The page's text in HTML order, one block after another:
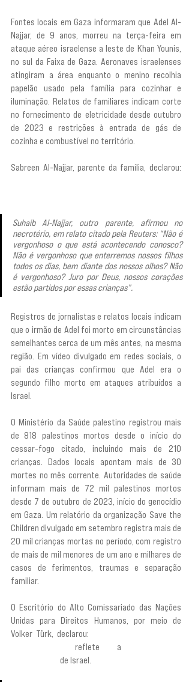
Fontes locais em Gaza informaram que Adel Al-
Najjar, de 9 anos, morreu na terça-feira em
ataque aéreo israelense a leste de Khan Younis,
no sul da Faixa de Gaza. Aeronaves israelenses
atingiram a área enquanto o menino recolhia
papelão usado pela família para cozinhar e
iluminação. Relatos de familiares indicam corte
no fornecimento de eletricidade desde outubro
de 2023 e restrições à entrada de gás de
cozinha e combustível no território.
Suhaib Al-Najjar, outro parente, afirmou no
necrotério, em relato citado pela Reuters: “Não é
vergonhoso o que está acontecendo conosco?
Não é vergonhoso que enterremos nossos filhos
todos os dias, bem diante dos nossos olhos? Não
é vergonhoso? Juro por Deus, nossos corações
estão partidos por essas crianças”.
Registros de jornalistas e relatos locais indicam
que o irmão de Adel foi morto em circunstâncias
semelhantes cerca de um mês antes, na mesma
região. Em vídeo divulgado em redes sociais, o
pai das crianças confirmou que Adel era o
segundo filho morto em ataques atribuídos a
Israel.
O Ministério da Saúde palestino registrou mais
de 818 palestinos mortos desde o início do
cessar-fogo citado, incluindo mais de 210
crianças. Dados locais apontam mais de 30
mortes no mês corrente. Autoridades de saúde
informam mais de 72 mil palestinos mortos
desde 7 de outubro de 2023, início do genocídio
em Gaza. Um relatório da organização Save the
Children divulgado em setembro registra mais de
20 mil crianças mortas no período, com registro
de mais de mil menores de um ano e milhares de
casos de ferimentos, traumas e separação
familiar.
O Escritório do Alto Comissariado das Nações
Unidas para Direitos Humanos, por meio de
Volker Türk, declarou:
reflete a
de Israel.